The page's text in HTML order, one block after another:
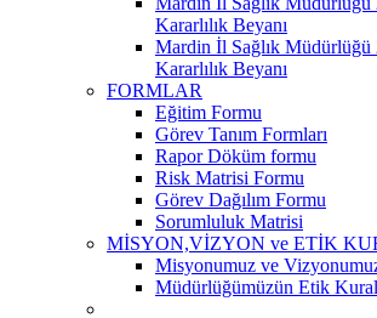
Kararlılık Beyanı
Mardin İl Sağlık Müdürlüğü
Kararlılık Beyanı
FORMLAR
Eğitim Formu
Görev Tanım Formları
Rapor Döküm formu
Risk Matrisi Formu
Görev Dağılım Formu
Sorumluluk Matrisi
MİSYON,VİZYON ve ETİK
Misyonumuz ve
Müdürlüğümüzün Etik